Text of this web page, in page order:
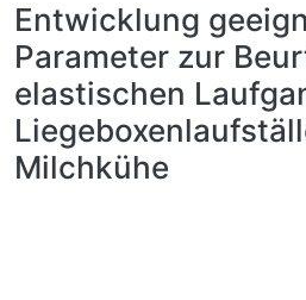
Entwicklung
Parameter zur
elastischen
Milchkühe